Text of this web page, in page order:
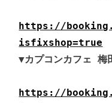
https://
isfixshop=true
▼カプコンカフェ 梅
https://